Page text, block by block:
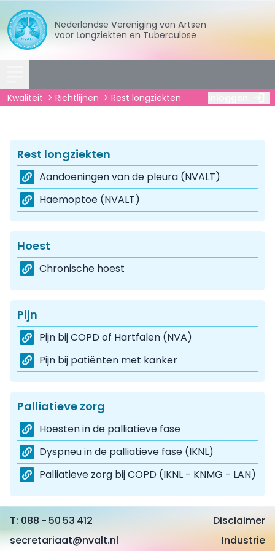
Nederlandse Vereniging van
Artsen
voor Longziekten en Tuberculose
Kwaliteit Richtlijnen Rest longziekten
Rest longziekten
Aandoeningen van de pleura (NVALT)
Haemoptoe (NVALT)
Hoest
Chronische hoest
Pijn
Pijn bij COPD of Hartfalen (NVA)
Pijn bij patiënten met kanker
Palliatieve zorg
Hoesten in de palliatieve fase
Dyspneu in de palliatieve fase (IKNL)
Palliatieve zorg bij COPD (IKNL - KNMG - LAN)
088 - 50 53 412
secretariaat@nvalt.nl
Disclaimer
Industrie